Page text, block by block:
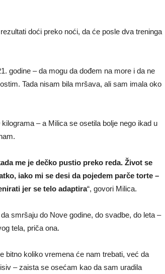
doći preko noći, da će posle dva treninga
godine – da mogu da dođem na more i da ne
Tada nisam bila mršava, ali sam imala oko
– a Milica se osetila bolje nego ikad u
me je dečko pustio preko reda. Život se
iako mi se desi da pojedem parče torte –
jer se telo adaptira“, govori Milica.
smršaju do Nove godine, do svadbe, do leta –
tela, priča ona.
bitno koliko vremena će nam trebati, već da
– zaista se osećam kao da sam uradila